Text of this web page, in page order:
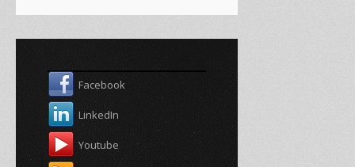
Facebook
LinkedIn
Youtube